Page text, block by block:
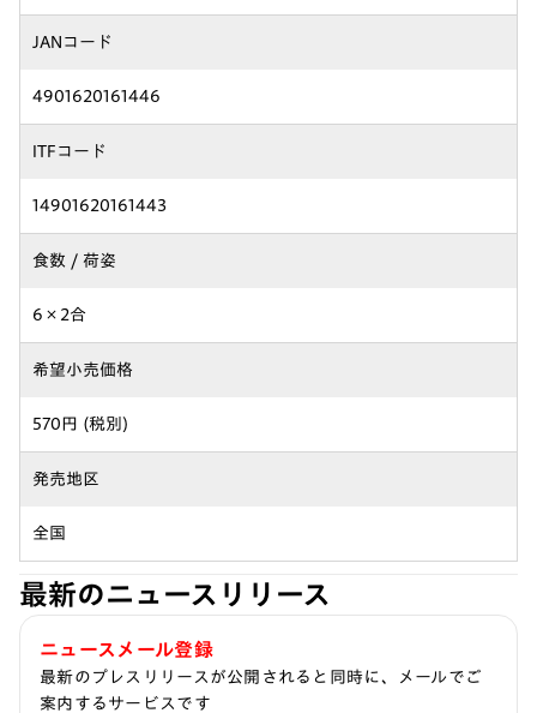
JANコード
4901620161446
ITFコード
14901620161443
食数 / 荷姿
6×2合
希望小売価格
570円 (税別)
発売地区
全国
最新のニュースリリース
ニュースメール登録
最新のプレスリリースが公開されると同時に、メールでご
案内するサービスです